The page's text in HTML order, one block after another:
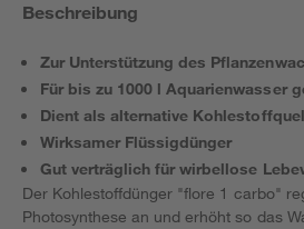
Beschreibung
Zur Unterstützung des
Für bis zu 1000 l Aquarienwasser
Dient als alternative
Wirksamer Flüssigdünger
Gut verträglich für wirbellose
Der Kohlestoffdünger "flore 1 carbo"
Photosynthese an und erhöht so das